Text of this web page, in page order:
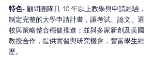
特色- 顧問團隊具 10 年以上教學與申請經驗，
制定完整的大學申請計畫，讓考試、論文、選
校與策略整合穩健推進；並與多家新創及美國
教授合作，提供實習與研究機會，豐富學生經
歷。